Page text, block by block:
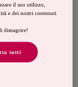
il suo utilizzo,
e dei nostri contenuti.
dimagrire!
tutti